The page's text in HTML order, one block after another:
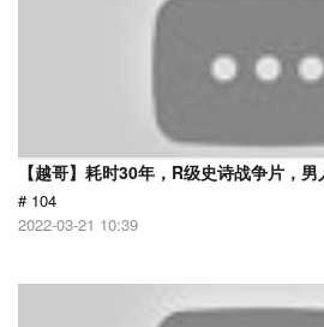
【越哥】耗时30年，R级史诗战争片，
# 104
2022-03-21 10:39